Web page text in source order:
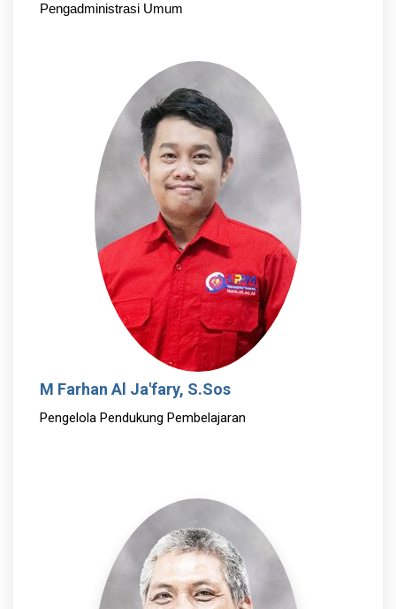
Pengadministrasi Umum
M Farhan Al Ja'fary, S.Sos
Pengelola Pendukung Pembelajaran